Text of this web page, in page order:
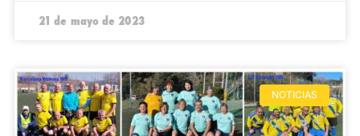
21 de mayo de 2023
NOTICIAS